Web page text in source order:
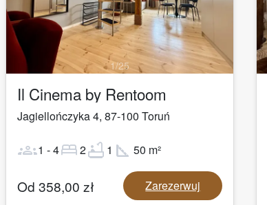
1/25
Il Cinema by Rentoom
Jagiellończyka 4, 87-100 Toruń
groups1 -4bed2bathtub 1 square_foot 50 m²
Od 358,00 zł Zarezerwuj